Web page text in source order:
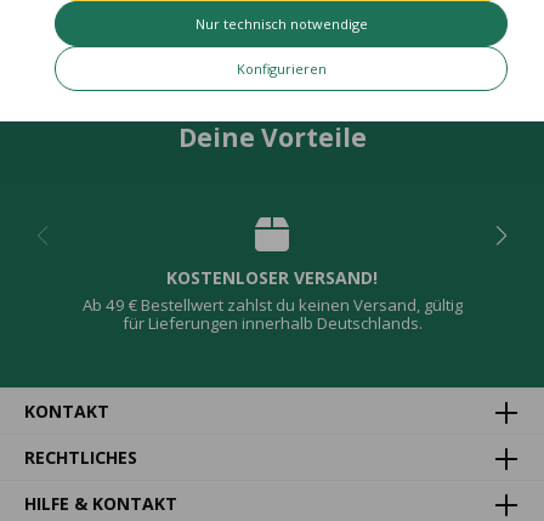
Deine Vorteile
KOSTENLOSER VERSAND!
Ab 49 € Bestellwert zahlst du keinen Versand, gültig
für Lieferungen innerhalb Deutschlands.
KONTAKT
RECHTLICHES
HILFE & KONTAKT
Nur technisch notwendige
Konfigurieren